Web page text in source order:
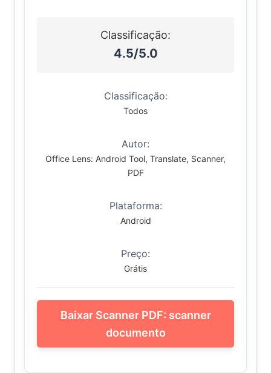
Classificação:
4.5/5.0
Classificação:
Todos
Autor:
Office Lens: Android Tool, Translate, Scanner,
PDF
Plataforma:
Android
Preço:
Grátis
Baixar Scanner PDF: scanner
documento